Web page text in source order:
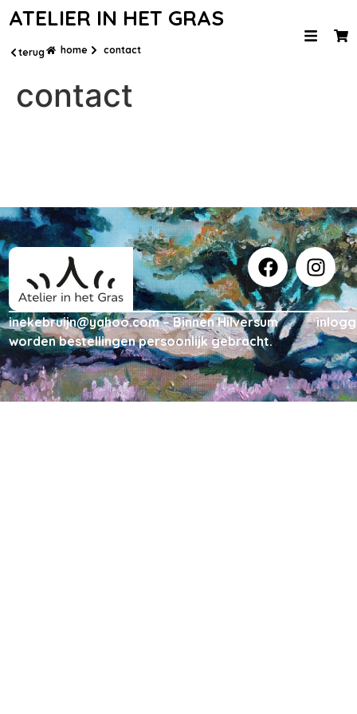
ATELIER IN HET GRAS
terug home contact
contact
inekebruijn@yahoo.com – Binnen Hilversum
worden bestellingen persoonlijk gebracht.